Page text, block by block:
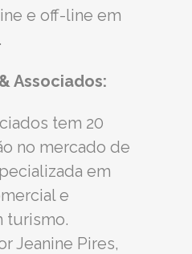
e off-line em
Associados:
tem 20
no mercado de
em
e
turismo.
Jeanine Pires,